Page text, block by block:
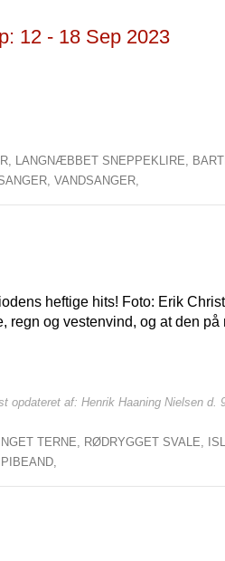
12 - 18 Sep 2023
LANGNÆBBET SNEPPEKLIRE,
VANDSANGER,
heftige hits! Foto: Erik
og vestenvind, og at den på
opdateret af: Henrik Haaning Nielsen d.
TERNE, RØDRYGGET SVALE,